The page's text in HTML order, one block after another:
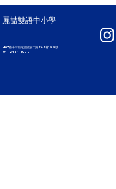
麗喆雙語中小學
407臺中市西屯區國安二路242巷199號
04 - 2461 - 3099